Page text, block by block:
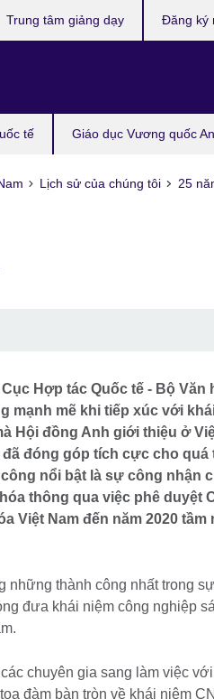
tế Giáo dục Vương quốc
Trung tâm giảng dạy Đăng ký
Lịch sử của chúng tôi 25
Hợp tác Quốc tế - Bộ Văn
mạnh mẽ khi tiếp xúc với
Hội đồng Anh giới thiệu ở
đóng góp tích cực cho quá
nổi bật là sự công nhận
thông qua việc phê duyệt
Việt Nam đến năm 2020 tầm
những thành công nhất trong
đưa khái niệm công nghiệp
chuyên gia sang làm việc
đàm bàn tròn về khái niệm